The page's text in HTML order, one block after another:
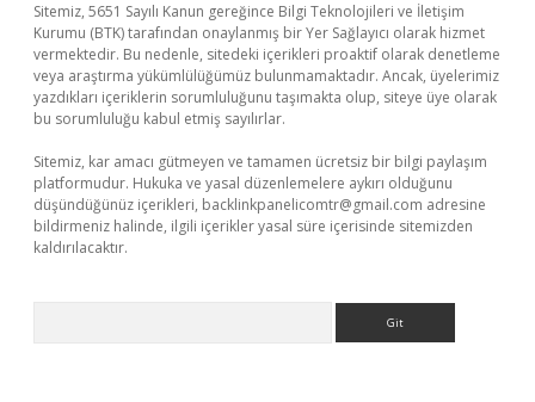
Sitemiz, 5651 Sayılı Kanun gereğince Bilgi Teknolojileri ve İletişim
Kurumu (BTK) tarafından onaylanmış bir Yer Sağlayıcı olarak hizmet
vermektedir. Bu nedenle, sitedeki içerikleri proaktif olarak denetleme
veya araştırma yükümlülüğümüz bulunmamaktadır. Ancak, üyelerimiz
yazdıkları içeriklerin sorumluluğunu taşımakta olup, siteye üye olarak
bu sorumluluğu kabul etmiş sayılırlar.
Sitemiz, kar amacı gütmeyen ve tamamen ücretsiz bir bilgi paylaşım
platformudur. Hukuka ve yasal düzenlemelere aykırı olduğunu
düşündüğünüz içerikleri, backlinkpanelicomtr@gmail.com adresine
bildirmeniz halinde, ilgili içerikler yasal süre içerisinde sitemizden
kaldırılacaktır.